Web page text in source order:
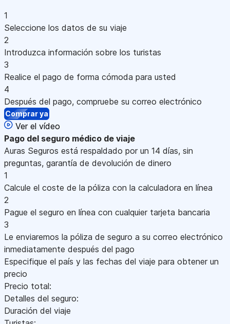
1
Seleccione los datos de su viaje
2
Introduzca información sobre los turistas
3
Realice el pago de forma cómoda para usted
4
Después del pago, compruebe su correo electrónico
Comprar ya
Ver el vídeo
Pago del seguro médico de viaje
Auras Seguros está respaldado por un 14 días, sin
preguntas, garantía de devolución de dinero
1
Calcule el coste de la póliza con la calculadora en línea
2
Pague el seguro en línea con cualquier tarjeta bancaria
3
Le enviaremos la póliza de seguro a su correo electrónico
inmediatamente después del pago
Especifique el país y las fechas del viaje para obtener un
precio
Precio total:
Detalles del seguro:
Duración del viaje